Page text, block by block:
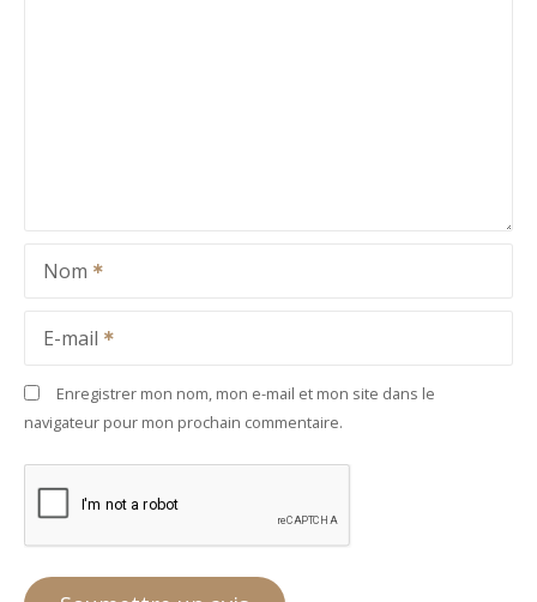
Nom
E-mail
Enregistrer mon nom, mon e-mail et mon site dans le
navigateur pour mon prochain commentaire.